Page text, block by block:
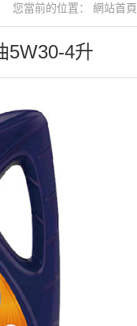
您當前的位置： 網站首頁
5W30-4升